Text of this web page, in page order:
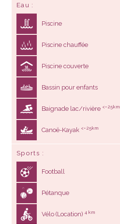
Eau
Piscine
Piscine chauffée
Piscine couverte
Bassin pour enfants
Baignade lac/rivière <= 25km
Canoë-Kayak <= 25km
Sports
Football
Pétanque
Vélo (Location) 4 km